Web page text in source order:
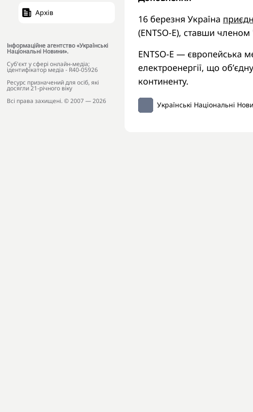
Архів
Інформаційне агентство «Українські
Національні Новини».
Cуб'єкт у сфері онлайн-медіа;
ідентифікатор медіа - R40-05926
Ресурс призначений для осіб, які
досягли 21-річного віку
Всі права захищені. © 2007 — 2026
16 березня Україна
(ENTSO-E), ставши
ENTSO-E — європейська
електроенергії, що
континенту.
Українські Національні